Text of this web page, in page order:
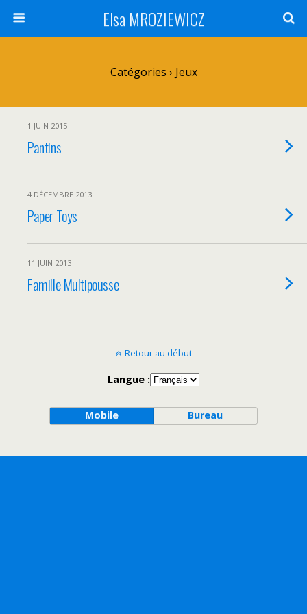
Elsa MROZIEWICZ
Catégories › Jeux
1 JUIN 2015
Pantins
4 DÉCEMBRE 2013
Paper Toys
11 JUIN 2013
Famille Multipousse
Retour au début
Langue :
Mobile Bureau